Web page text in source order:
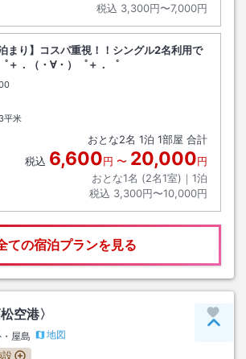
税込 3,300円〜7,000円
まり】コスパ重視！！シングル2名利用で
＋．（・∀・）゜＋．゜
ックアウト
平米
おとな2名 1泊 1部屋 合計
税込 6,600円 〜 20,000円
おとな1名 (2名1室)｜ 1泊
税込 3,300円〜10,000円
ての宿泊プランを見る
空港〉
屋島
地図
ペー